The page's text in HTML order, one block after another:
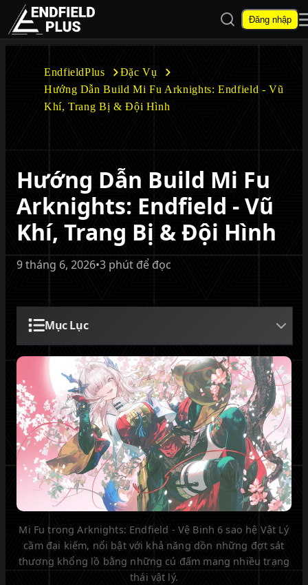
EndfieldPlus
menu con
menu con
Mở tìm kiếmĐăng nhập
EndfieldPlus
Đặc Vụ
Hướng Dẫn Build Mi Fu Arknights: Endfield - Vũ
Khí, Trang Bị & Đội Hình
Hướng Dẫn Build Mi Fu
Arknights: Endfield - Vũ
Khí, Trang Bị & Đội Hình
9 tháng 6, 2026•3 phút để đọc
Mục Lục
Mi Fu trong Arknights: Endfield - Vệ Binh 6 sao hệ Vật Lý
cầm đại kiếm, nổi bật với khả năng dồn những đợt sát
thương khổng lồ bằng những cú đấm mang nhiều trạng
thái vật lý.